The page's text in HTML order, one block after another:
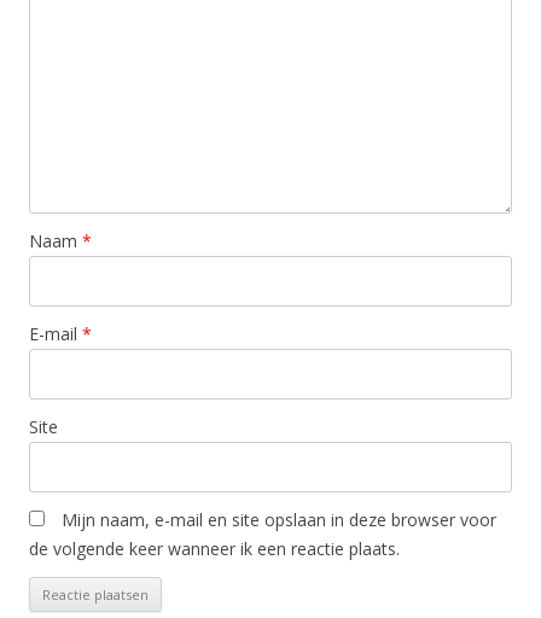
Naam *
E-mail *
Site
Mijn naam, e-mail en site opslaan in deze browser voor
de volgende keer wanneer ik een reactie plaats.